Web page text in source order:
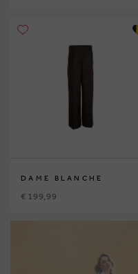
DAME BLANCHE
€ 199,99